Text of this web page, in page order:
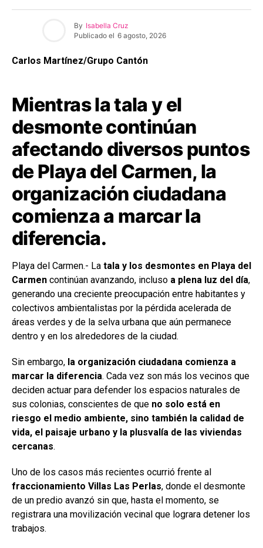
By Isabella Cruz
Publicado el 6 agosto, 2026
Carlos Martínez/Grupo Cantón
Mientras la tala y el
desmonte continúan
afectando diversos puntos
de Playa del Carmen, la
organización ciudadana
comienza a marcar la
diferencia.
Playa del Carmen.- La tala y los desmontes en Playa del
Carmen continúan avanzando, incluso a plena luz del día,
generando una creciente preocupación entre habitantes y
colectivos ambientalistas por la pérdida acelerada de
áreas verdes y de la selva urbana que aún permanece
dentro y en los alrededores de la ciudad.
Sin embargo, la organización ciudadana comienza a
marcar la diferencia. Cada vez son más los vecinos que
deciden actuar para defender los espacios naturales de
sus colonias, conscientes de que no solo está en
riesgo el medio ambiente, sino también la calidad de
vida, el paisaje urbano y la plusvalía de las viviendas
cercanas.
Uno de los casos más recientes ocurrió frente al
fraccionamiento Villas Las Perlas, donde el desmonte
de un predio avanzó sin que, hasta el momento, se
registrara una movilización vecinal que lograra detener los
trabajos.